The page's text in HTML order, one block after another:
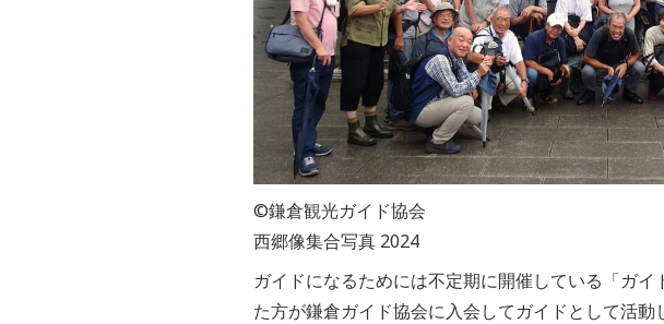
©鎌倉観光ガイド協会
西郷像集合写真 2024
ガイドになるためには不定期に開催している 「ガイ
た方が鎌倉ガイド協会に入会してガイドとして活動